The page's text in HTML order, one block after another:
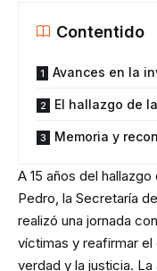
Contentido
Avances en la
El hallazgo de
Memoria y
A 15 años del
Pedro, la Secretaría
realizó una jornada
víctimas y reafirmar
verdad y la justicia.